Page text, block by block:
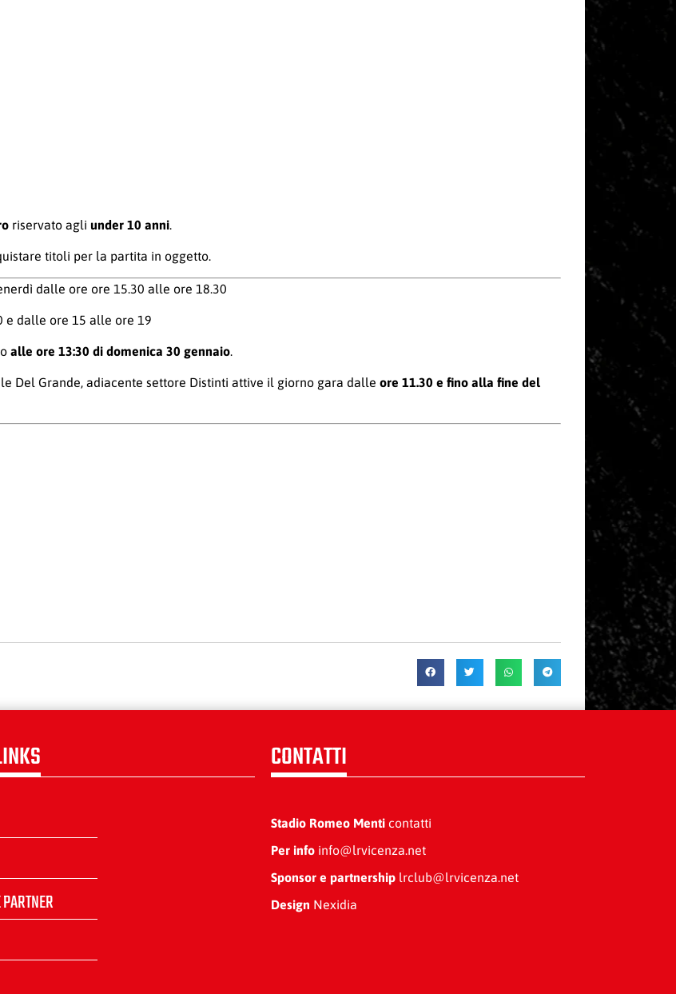
riservato agli under 10 anni.
titoli per la partita in oggetto.
dalle ore ore 15.30 alle ore 18.30
e dalle ore 15 alle ore 19
alle ore 13:30 di domenica 30 gennaio.
Del Grande, adiacente settore Distinti attive il giorno gara dalle ore 11.30 e fino alla fine del
CONTATTI
Stadio Romeo Menticontatti
Per infoinfo@lrvicenza.net
Sponsor e partnershiplrclub@lrvicenza.net
Design Nexidia